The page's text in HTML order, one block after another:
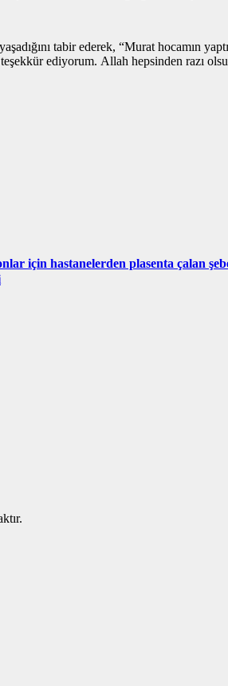
tabir ederek, “Murat hocamın
ediyorum. Allah hepsinden razı
için hastanelerden plasenta çalan